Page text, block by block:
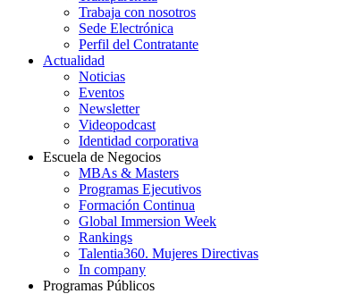
Trabaja con nosotros
Sede Electrónica
Perfil del Contratante
Actualidad
Noticias
Eventos
Newsletter
Videopodcast
Identidad corporativa
Escuela de Negocios
MBAs & Masters
Programas Ejecutivos
Formación Continua
Global Immersion Week
Rankings
Talentia360. Mujeres Directivas
In company
Programas Públicos